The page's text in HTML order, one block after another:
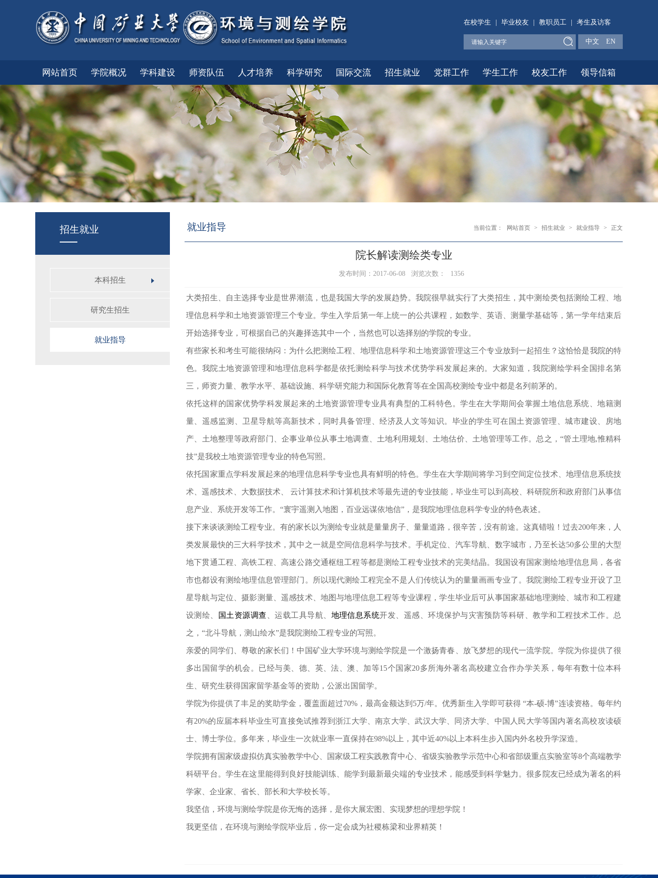
在校学生 毕业校友 教职员工 考生及访客
中文 EN
网站首页 学院概况 学科建设 师资队伍 人才培养 科学研究 国际交流 招生就业 党群工作 学生工作 校友工作 领导信箱
招生就业
本科招生
研究生招生
就业指导
当前位置： 网站首页 > 招生就业 > 就业指导 > 正文
就业指导
院长解读测绘类专业
发布时间：2017-06-08 浏览次数： 1356
大类招生、自主选择专业是世界潮流，也是我国大学的发展趋势。我院很早就实行了大类招生，其中测绘类包括测绘工程、地
理信息科学和土地资源管理三个专业。学生入学后第一年上统一的公共课程，如数学、英语、测量学基础等，第一学年结束后
开始选择专业，可根据自己的兴趣择选其中一个，当然也可以选择别的学院的专业。
有些家长和考生可能很纳闷：为什么把测绘工程、地理信息科学和土地资源管理这三个专业放到一起招生？这恰恰是我院的特
色。我院土地资源管理和地理信息科学都是依托测绘科学与技术优势学科发展起来的。大家知道，我院测绘学科全国排名第
三，师资力量、教学水平、基础设施、科学研究能力和国际化教育等在全国高校测绘专业中都是名列前茅的。
依托这样的国家优势学科发展起来的土地资源管理专业具有典型的工科特色。学生在大学期间会掌握土地信息系统、地籍测
量、遥感监测、卫星导航等高新技术，同时具备管理、经济及 人文等知识。毕业的学生可在国土 资源管理 、城市建设 、房地
产 、土地整理等政府部门、企事业单位从事土地调查、土地利用规划、 土地估价、 土地管理等工作。总之，“管土理地,惟精科
技”是我校土地资源管理专业的特色写照。
依托国家重点学科发展起来的地理信息科学专业也具有鲜明的特色。学生在大学期间将学习到 空间定位技术、地理信息系统技
术、遥感技术、大数据技术、 云计算技术和计算机技术等最先进的专业技能，毕业生可以到 高校、科研院所和政府部门 从事信
息产业、 系统开发等工作。 “寰宇遥测入地图，百业远谋依地信”，是我院地理信息科学专业的特色表述。
接下来谈谈测绘工程专业。有的家长以为测绘专业就是量量房子、量量道路，很辛苦，没有前途。这真错啦！过去200年来，人
类发展最快的三大科学技术，其中之一就是空间信息科学与技术。手机定位、汽车导航、数字城市，乃至长达50多公里的大型
地下贯通工程、高铁工程、高速公路交通枢纽工程等都是测绘工程专业技术的完美结晶。我国设有国家测绘地理信息局，各省
市也都设有测绘地理信息管理部门。所以现代测绘工程完全不是人们传统认为的量量画画专业了。我院测绘工程专业开设了卫
星导航与定位 、摄影测量、遥感技术、 地图与地理信息工程等专业课程 ，学生毕业后可从事国家基础地理测绘、城市和工程建
设测绘、 国土资源调查 、运载工具导航、 地理信息系统开发、遥感、环境保护与灾害预防等科研、教学和工程技术工作。 总
之， “北斗导航，测山绘水”是我院测绘工程专业的写照。
亲爱的同学们、尊敬的家长们！中国矿业大学环境与测绘学院是一个激扬青春、放飞梦想的现代一流学院。学院为你提供了很
多出国留学的机会。已经与美、德、英、法、澳、加等15个国家20多所海外著名高校建立合作办学关系，每年有数十位本科
生、研究生获得国家留学基金等的资助，公派出国留学。
学院为你提供了丰足的奖助学金，覆盖面超过70%，最高金额达到5万/年。优秀新生入学即可获得 “本-硕-博”连读资格。每年约
有20%的应届本科毕业生可直接免试推荐到浙江大学、南京大学、武汉大学、同济大学、中国人民大学等国内著名高校攻读硕
士、博士学位。多年来，毕业生一次就业率一直保持在98%以上，其中近40%以上本科生步入国内外名校升学深造。
学院拥有国家级虚拟仿真实验教学中心、国家级工程实践教育中心、省级实验教学示范中心和省部级重点实验室等8个高端教学
科研平台。学生在这里能得到良好技能训练、能学到最新最尖端的专业技术，能感受到科学魅力。很多院友已经成为著名的科
学家、企业家、省长、部长和大学校长等。
我坚信，环境与测绘学院是你无悔的选择，是你大展宏图、实现梦想的理想学院！
我更坚信，在环境与测绘学院毕业后，你一定会成为社稷栋梁和业界精英！